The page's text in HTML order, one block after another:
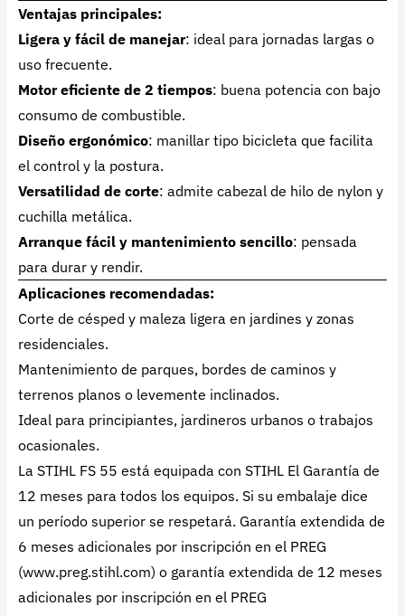
Ventajas principales:
Ligera y fácil de manejar: ideal para jornadas largas o
uso frecuente.
Motor eficiente de 2 tiempos: buena potencia con bajo
consumo de combustible.
Diseño ergonómico: manillar tipo bicicleta que facilita
el control y la postura.
Versatilidad de corte: admite cabezal de hilo de nylon y
cuchilla metálica.
Arranque fácil y mantenimiento sencillo: pensada
para durar y rendir.
Aplicaciones recomendadas:
Corte de césped y maleza ligera en jardines y zonas
residenciales.
Mantenimiento de parques, bordes de caminos y
terrenos planos o levemente inclinados.
Ideal para principiantes, jardineros urbanos o trabajos
ocasionales.
La STIHL FS 55 está equipada con STIHL El Garantía de
12 meses para todos los equipos. Si su embalaje dice
un período superior se respetará. Garantía extendida de
6 meses adicionales por inscripción en el PREG
(www.preg.stihl.com) o garantía extendida de 12 meses
adicionales por inscripción en el PREG